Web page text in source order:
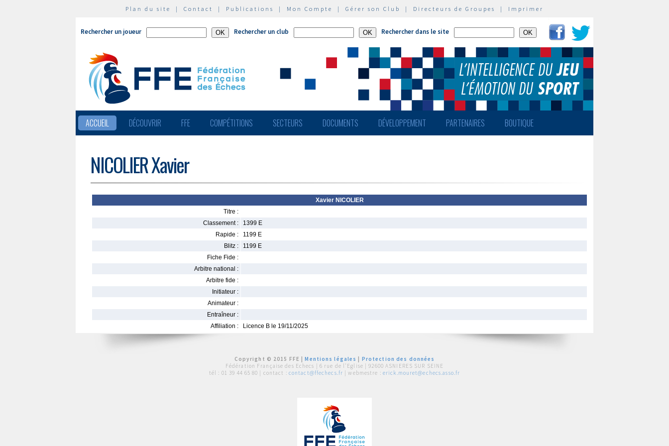
Plan du site | Contact | Publications | Mon Compte | Gérer son Club | Directeurs de Groupes | Imprimer
Rechercher un joueur Rechercher un club Rechercher dans le site
ACCUEIL DÉCOUVRIR FFE COMPÉTITIONS SECTEURS DOCUMENTS DÉVELOPPEMENT PARTENAIRES BOUTIQUE
NICOLIER Xavier
Xavier NICOLIER
Titre :
Classement :
1399 E
Rapide :
1199 E
Blitz :
1199 E
Fiche Fide :
Arbitre national :
Arbitre fide :
Initiateur :
Animateur :
Entraîneur :
Affiliation :
Licence B le 19/11/2025
Copyright © 2015 FFE |Mentions légales
Protection des données
Fédération Française des Echecs | 6 rue de l'Eglise | 92600 ASNIERES SUR SEINE
tél : 01 39 44 65 80 | contact : contact@ffechecs.fr | webmestre : erick.mouret@echecs.asso.fr